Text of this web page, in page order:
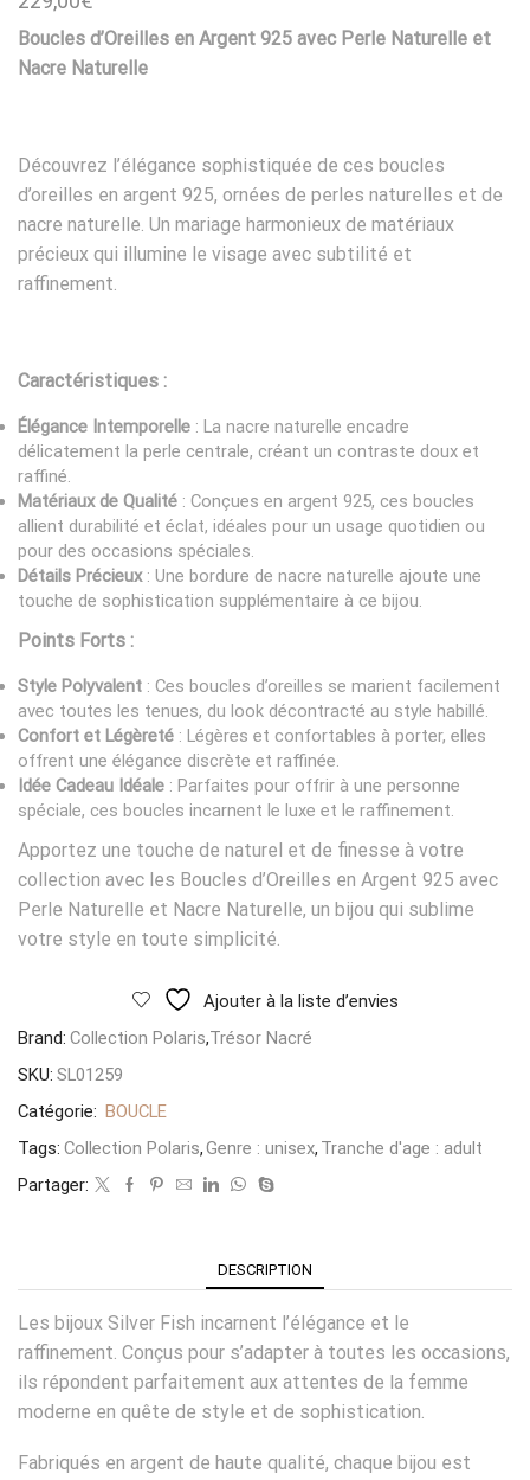
Boucles d’Oreilles en Argent 925 avec Perle Naturelle et
Nacre Naturelle
Découvrez l’élégance sophistiquée de ces boucles
d’oreilles en argent 925, ornées de perles naturelles et de
nacre naturelle. Un mariage harmonieux de matériaux
précieux qui illumine le visage avec subtilité et
raffinement.
Caractéristiques :
Élégance Intemporelle : La nacre naturelle encadre
délicatement la perle centrale, créant un contraste doux et
raffiné.
Matériaux de Qualité : Conçues en argent 925, ces boucles
allient durabilité et éclat, idéales pour un usage quotidien ou
pour des occasions spéciales.
Détails Précieux : Une bordure de nacre naturelle ajoute une
touche de sophistication supplémentaire à ce bijou.
Points Forts :
Style Polyvalent : Ces boucles d’oreilles se marient facilement
avec toutes les tenues, du look décontracté au style habillé.
Confort et Légèreté : Légères et confortables à porter, elles
offrent une élégance discrète et raffinée.
Idée Cadeau Idéale : Parfaites pour offrir à une personne
spéciale, ces boucles incarnent le luxe et le raffinement.
Apportez une touche de naturel et de finesse à votre
collection avec les Boucles d’Oreilles en Argent 925 avec
Perle Naturelle et Nacre Naturelle, un bijou qui sublime
votre style en toute simplicité.
Ajouter à la liste d’envies
Brand: Collection Polaris,Trésor Nacré
SKU: SL01259
Catégorie: BOUCLE
Tags: Collection Polaris,Genre : unisex, Tranche d'age : adult
Partager:
DESCRIPTION
Les bijoux Silver Fish incarnent l’élégance et le
raffinement. Conçus pour s’adapter à toutes les occasions,
ils répondent parfaitement aux attentes de la femme
moderne en quête de style et de sophistication.
Fabriqués en argent de haute qualité, chaque bijou est